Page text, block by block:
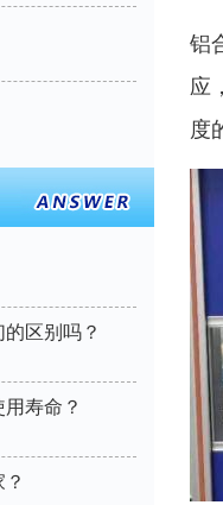
区别吗？
寿命？
铝
应
度